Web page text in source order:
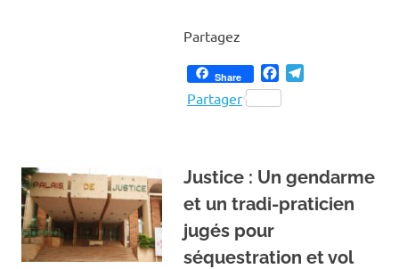
Partagez
Share Facebook
Partager
Justice : Un gendarme
et un tradi-praticien
jugés pour
séquestration et vol